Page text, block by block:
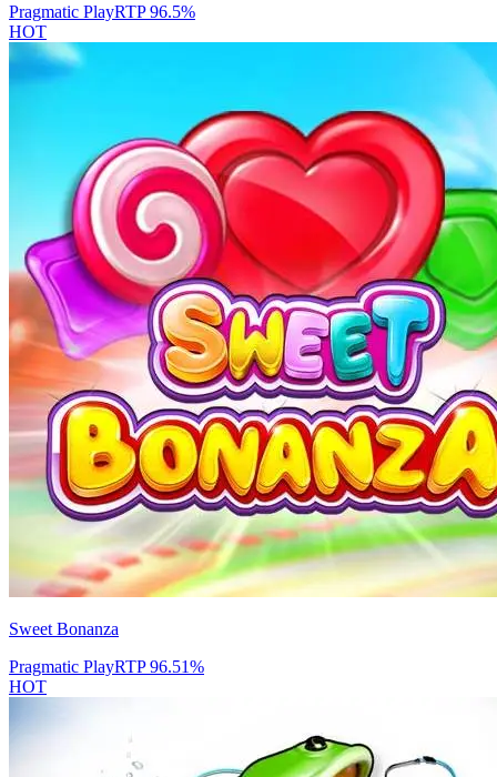
Pragmatic PlayRTP96.5%
HOT
Sweet Bonanza
Pragmatic PlayRTP96.51%
HOT